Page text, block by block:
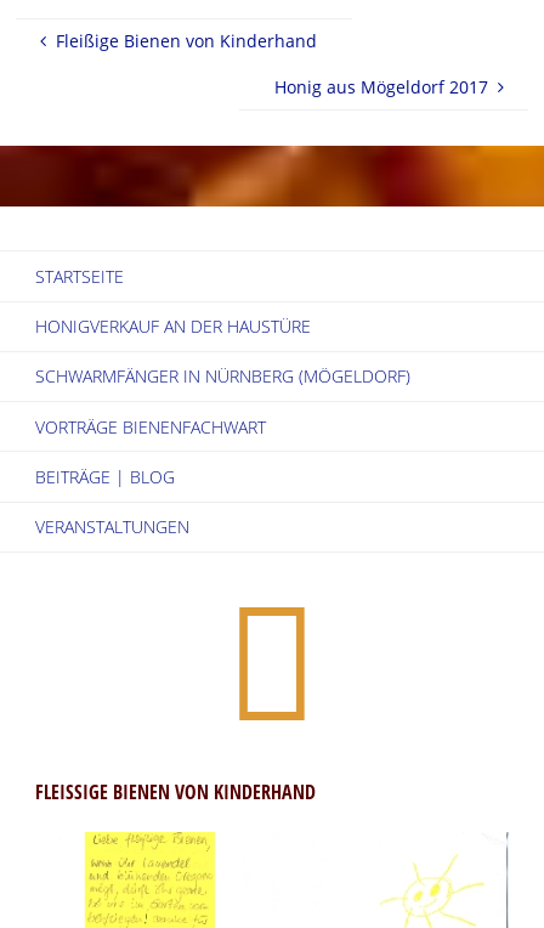
Fleißige Bienen von Kinderhand
Honig aus Mögeldorf 2017
STARTSEITE
HONIGVERKAUF AN DER HAUSTÜRE
SCHWARMFÄNGER IN NÜRNBERG (MÖGELDORF)
VORTRÄGE BIENENFACHWART
BEITRÄGE | BLOG
VERANSTALTUNGEN
FLEISSIGE BIENEN VON KINDERHAND